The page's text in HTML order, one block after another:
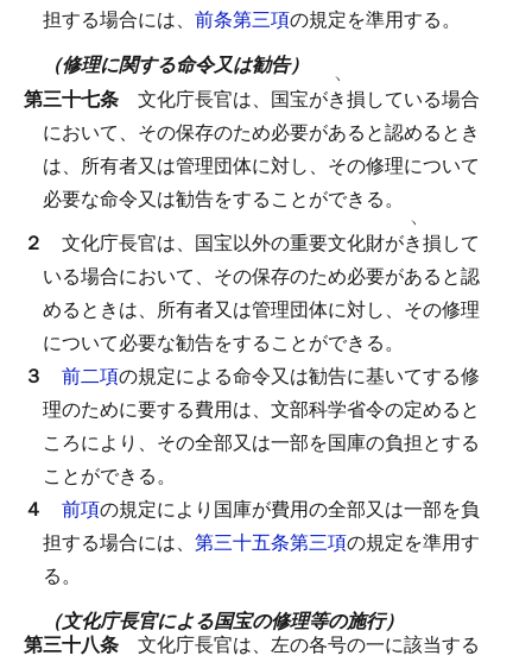
担する場合には、 前条第三項の規定を準用する。
（修理に関する命令又は勧告）
第三十七条 文化庁長官は、国宝がき
ヽ
損している場合
において、その保存のため必要があると認めるとき
は、所有者又は管理団体に対し、その修理について
必要な命令又は勧告をすることができる。
２ 文化庁長官は、国宝以外の重要文化財がき
ヽ
損して
いる場合において、その保存のため必要があると認
めるときは、所有者又は管理団体に対し、その修理
について必要な勧告をすることができる。
３ 前二項の規定による命令又は勧告に基いてする修
理のために要する費用は、文部科学省令の定めると
ころにより、その全部又は一部を国庫の負担とする
ことができる。
４ 前項の規定により国庫が費用の全部又は一部を負
担する場合には、 第三十五条第三項の規定を準用す
る。
（文化庁長官による国宝の修理等の施行）
第三十八条 文化庁長官は、左の各号の一に該当する